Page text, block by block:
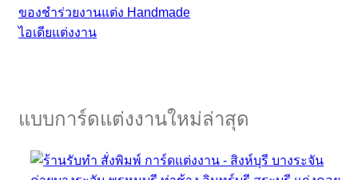
ของชำร่วยงานแต่ง Handmade
ไอเดียแต่งงาน
แบบการ์ดแต่งงานใหม่ล่าสุด